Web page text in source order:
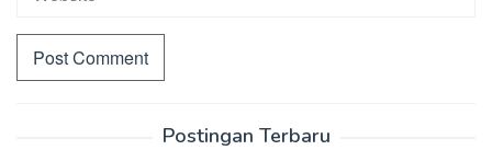
Postingan Terbaru